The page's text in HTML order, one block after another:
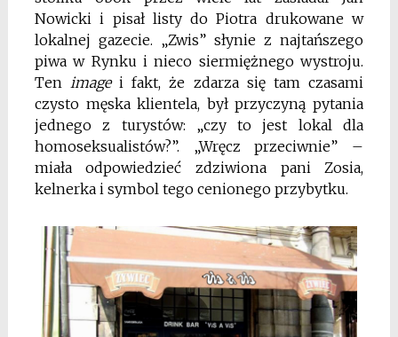
Nowicki i pisał listy do Piotra drukowane w
lokalnej gazecie. „Zwis” słynie z najtańszego
piwa w Rynku i nieco siermiężnego wystroju.
Ten imagei fakt, że zdarza się tam czasami
czysto męska klientela, był przyczyną pytania
jednego z turystów: „czy to jest lokal dla
homoseksualistów?”. „Wręcz przeciwnie” –
miała odpowiedzieć zdziwiona pani Zosia,
kelnerka i symbol tego cenionego przybytku.